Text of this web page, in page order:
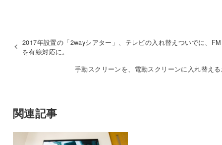
2017年設置の「2wayシアター」、テレビの入れ替えついでに、
を有線対応に。
手動スクリーンを、電動スクリーンに入れ替え
関連記事